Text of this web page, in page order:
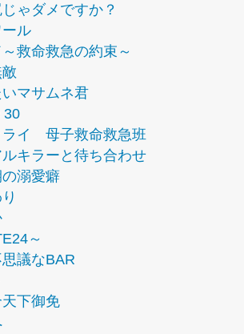
ゃダメですか？
ル
救命救急の約束～
マサムネ君
30
ライ 母子救命救急班
キラーと待ち合わせ
の溺愛癖
～
議なBAR
下御免